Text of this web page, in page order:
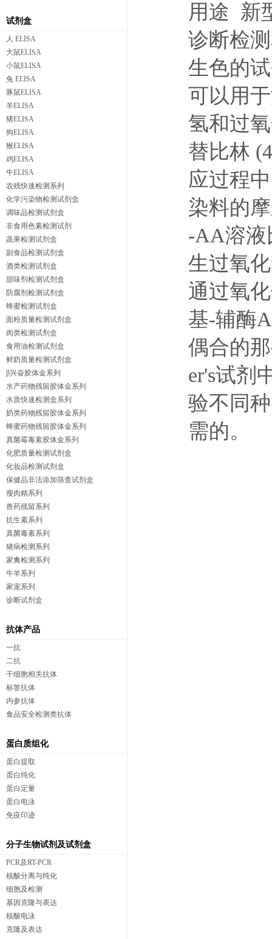
试剂盒
人 ELISA
大鼠ELISA
小鼠ELISA
兔 ELISA
豚鼠ELISA
羊ELISA
猪ELISA
狗ELISA
猴ELISA
鸡ELISA
牛ELISA
农残快速检测系列
化学污染物检测试剂盒
调味品检测试剂盒
非食用色素检测试剂
蔬果检测试剂盒
副食品检测试剂盒
酒类检测试剂盒
甜味剂检测试剂盒
防腐剂检测试剂盒
蜂蜜检测试剂盒
面粉质量检测试剂盒
肉类检测试剂盒
食用油检测试剂盒
鲜奶质量检测试剂盒
β兴奋胶体金系列
水产药物残留胶体金系列
水质快速检测盒系列
奶类药物残留胶体金系列
蜂蜜药物残留胶体金系列
真菌霉毒素胶体金系列
化肥质量检测试剂盒
化妆品检测试剂盒
保健品非法添加筛查试剂盒
瘦肉精系列
兽药残留系列
抗生素系列
真菌毒素系列
猪病检测系列
家禽检测系列
牛羊系列
家宠系列
诊断试剂盒
抗体产品
一抗
二抗
干细胞相关抗体
标签抗体
内参抗体
食品安全检测类抗体
蛋白质组化
蛋白提取
蛋白纯化
蛋白定量
蛋白电泳
免疫印迹
分子生物试剂及试剂盒
PCR及RT-PCR
核酸分离与纯化
细胞及检测
基因克隆与表达
核酸电泳
克隆及表达
用途 新
诊断检
生色的
可以用
氢和过
替比林
应过程
染料的
-AA溶液
生过氧
通过氧
基-辅酶
偶合的
er's试剂
验不同
需的。